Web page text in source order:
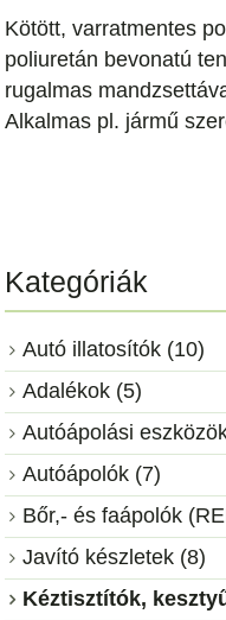
Kötött, varratmentes
poliuretán bevonatú
rugalmas
Alkalmas pl. jármű
Kategóriák
Autó illatosítók (10)
Adalékok (5)
Autóápolási
Autóápolók (7)
Bőr,- és faápolók
Javító készletek (8)
Kéztisztítók,